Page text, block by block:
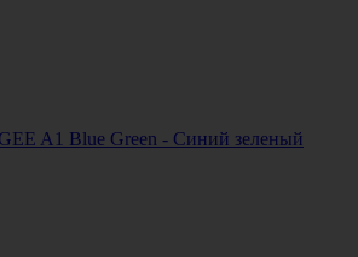
A1 Blue Green - Синий зеленый